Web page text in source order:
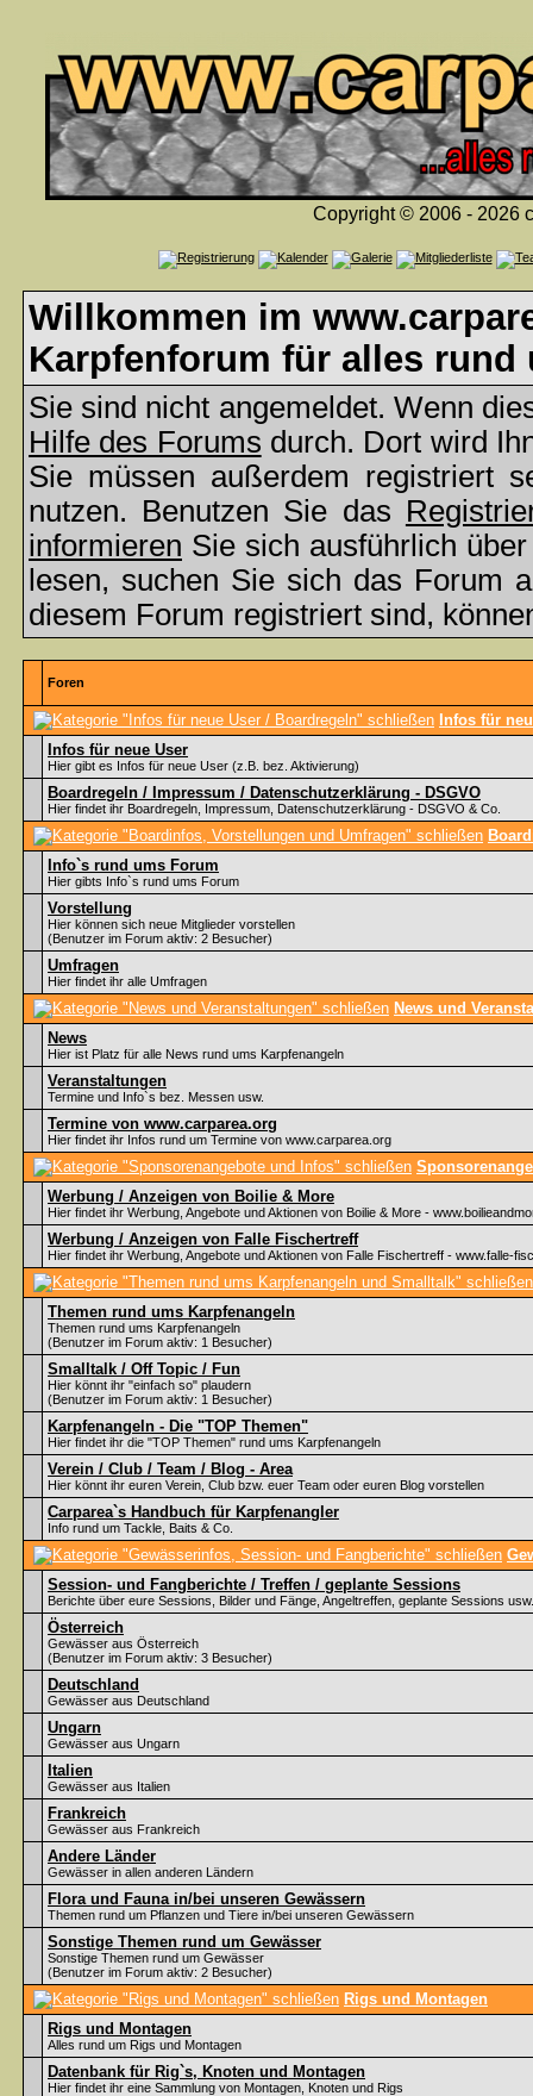
Copyright © 2006 - 2026
Willkommen im
Karpfenforum für alles rund
Sie sind nicht angemeldet. Wenn
Hilfe des Forums durch. Dort wird
Sie müssen außerdem registriert
nutzen. Benutzen Sie das
informieren Sie sich ausführlich
lesen, suchen Sie sich das Forum
diesem Forum registriert sind,
Foren
Infos für
Infos für neue User
Hier gibt es Infos für neue User (z.B. bez. Aktivierung)
Boardregeln / Impressum / Datenschutzerklärung - DSGVO
Hier findet ihr Boardregeln, Impressum, Datenschutzerklärung - DSGVO & Co.
Info`s rund ums Forum
Hier gibts Info`s rund ums Forum
Vorstellung
Hier können sich neue Mitglieder vorstellen
(Benutzer im Forum aktiv: 2 Besucher)
Umfragen
Hier findet ihr alle Umfragen
News und
News
Hier ist Platz für alle News rund ums Karpfenangeln
Veranstaltungen
Termine und Info`s bez. Messen usw.
Termine von www.carparea.org
Hier findet ihr Infos rund um Termine von www.carparea.org
Werbung / Anzeigen von Boilie & More
Hier findet ihr Werbung, Angebote und Aktionen von Boilie & More -
Werbung / Anzeigen von Falle Fischertreff
Hier findet ihr Werbung, Angebote und Aktionen von Falle Fischertreff - www.falle-
Themen rund ums Karpfenangeln
Themen rund ums Karpfenangeln
(Benutzer im Forum aktiv: 1 Besucher)
Smalltalk / Off Topic / Fun
Hier könnt ihr "einfach so" plaudern
(Benutzer im Forum aktiv: 1 Besucher)
Karpfenangeln - Die "TOP Themen"
Hier findet ihr die "TOP Themen" rund ums Karpfenangeln
Verein / Club / Team / Blog - Area
Hier könnt ihr euren Verein, Club bzw. euer Team oder euren Blog vorstellen
Carparea`s Handbuch für Karpfenangler
Info rund um Tackle, Baits & Co.
Session- und Fangberichte / Treffen / geplante Sessions
Berichte über eure Sessions, Bilder und Fänge, Angeltreffen, geplante Sessions usw.
Österreich
Gewässer aus Österreich
(Benutzer im Forum aktiv: 3 Besucher)
Deutschland
Gewässer aus Deutschland
Ungarn
Gewässer aus Ungarn
Italien
Gewässer aus Italien
Frankreich
Gewässer aus Frankreich
Andere Länder
Gewässer in allen anderen Ländern
Flora und Fauna in/bei unseren Gewässern
Themen rund um Pflanzen und Tiere in/bei unseren Gewässern
Sonstige Themen rund um Gewässer
Sonstige Themen rund um Gewässer
(Benutzer im Forum aktiv: 2 Besucher)
Rigs und Montagen
Rigs und Montagen
Alles rund um Rigs und Montagen
Datenbank für Rig`s, Knoten und Montagen
Hier findet ihr eine Sammlung von Montagen, Knoten und Rigs